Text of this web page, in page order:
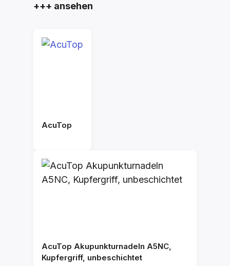
+++ ansehen
AcuTop
AcuTop Akupunkturnadeln A5NC,
Kupfergriff, unbeschichtet